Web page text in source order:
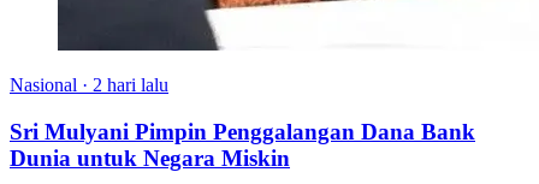
Nasional · 2 hari lalu
Sri Mulyani Pimpin Penggalangan Dana Bank
Dunia untuk Negara Miskin